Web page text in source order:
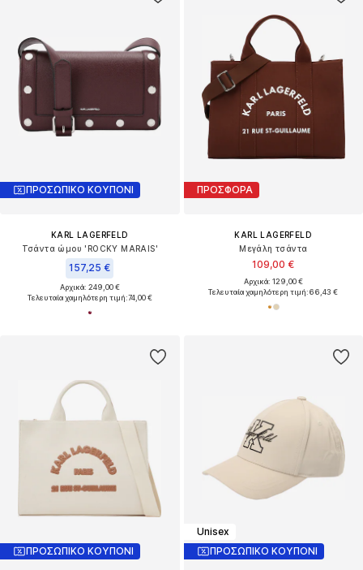
ΠΡΟΣΩΠΙΚΟ ΚΟΥΠΟΝΙ
KARL LAGERFELD
Τσάντα ώμου 'ROCKY MARAIS'
157,25 €
Αρχικά: 249,00 €
Τελευταία χαμηλότερη τιμή:74,00 €
ΠΡΟΣΦΟΡΑ
KARL LAGERFELD
Μεγάλη τσάντα
109,00 €
Αρχικά: 129,00 €
Τελευταία χαμηλότερη τιμή:66,43 €
ΠΡΟΣΩΠΙΚΟ ΚΟΥΠΟΝΙ
Unisex
ΠΡΟΣΩΠΙΚΟ ΚΟΥΠΟΝΙ